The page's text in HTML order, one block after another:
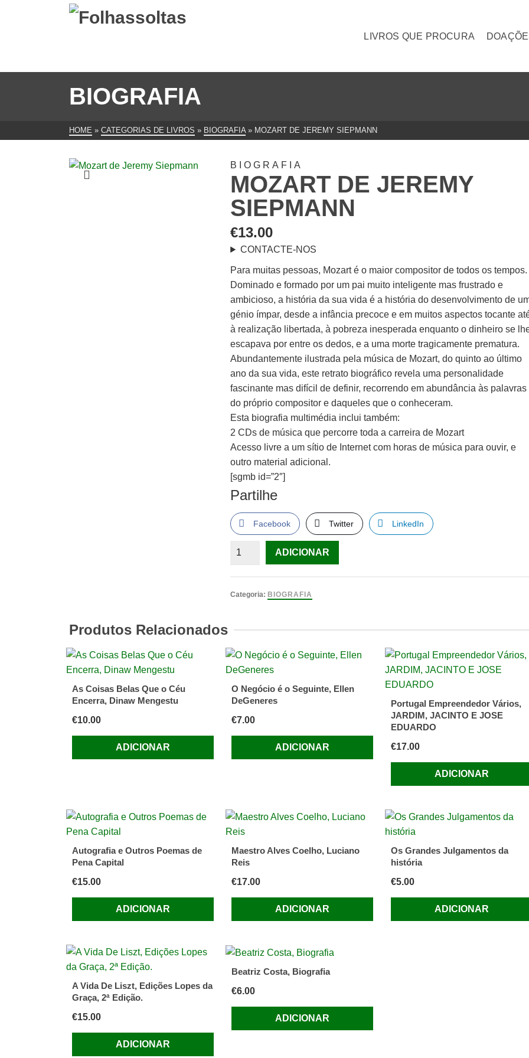
LIVROS QUE PROCURA
BIOGRAFIA
HOME » CATEGORIAS DE LIVROS » BIOGRAFIA » MOZART DE JEREMY SIEPMANN
BIOGRAFIA
MOZART DE JEREMY
SIEPMANN
€13.00
CONTACTE-NOS
Para muitas pessoas, Mozart é o maior compositor de todos os tempos.
Dominado e formado por um pai muito inteligente mas frustrado e
ambicioso, a história da sua vida é a história do desenvolvimento de
génio ímpar, desde a infância precoce e em muitos aspectos tocante
à realização libertada, à pobreza inesperada enquanto o dinheiro se
escapava por entre os dedos, e a uma morte tragicamente prematura.
Abundantemente ilustrada pela música de Mozart, do quinto ao último
ano da sua vida, este retrato biográfico revela uma personalidade
fascinante mas difícil de definir, recorrendo em abundância às palavras
do próprio compositor e daqueles que o conheceram.
Esta biografia multimédia inclui também:
2 CDs de música que percorre toda a carreira de Mozart
Acesso livre a um sítio de Internet com horas de música para ouvir, e
outro material adicional.
[sgmb id=”2″]
Partilhe
Facebook Twitter LinkedIn
Quantidade
de
ADICIONAR
Categoria: BIOGRAFIA
Produtos Relacionados
As Coisas Belas Que o Céu
Encerra, Dinaw Mengestu
€10.00
ADICIONAR
O Negócio é o Seguinte, Ellen
DeGeneres
€7.00
ADICIONAR
Portugal Empreendedor Vários,
JARDIM, JACINTO E JOSE
EDUARDO
€17.00
ADICIONAR
Autografia e Outros Poemas de
Pena Capital
€15.00
ADICIONAR
Maestro Alves Coelho, Luciano
Reis
€17.00
ADICIONAR
Os Grandes Julgamentos da
história
€5.00
ADICIONAR
A Vida De Liszt, Edições Lopes da
Graça, 2ª Edição.
€15.00
ADICIONAR
Beatriz Costa, Biografia
€6.00
ADICIONAR